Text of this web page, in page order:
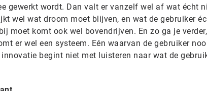
gewerkt wordt. Dan valt er vanzelf wel af wat écht
wel wat droom moet blijven, en wat de gebruiker
moet komt ook wel bovendrijven. En zo ga je
er wel een systeem. Eén waarvan de gebruiker
begint niet met luisteren naar wat de